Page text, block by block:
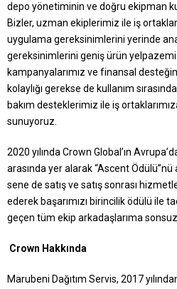
depo yönetiminin ve doğru ekipman
Bizler, uzman ekiplerimiz ile iş
uygulama gereksinimlerini yerinde
gereksinimlerini geniş ürün
kampanyalarımız ve finansal
kolaylığı gerekse de kullanım
bakım desteklerimiz ile iş
sunuyoruz.
2020 yılında Crown Global’ın
arasında yer alarak “Ascent Ödülü”nü
sene de satış ve satış sonrası
ederek başarımızı birincilik ödülü ile
geçen tüm ekip arkadaşlarıma
Crown Hakkında
Marubeni Dağıtım Servis, 2017